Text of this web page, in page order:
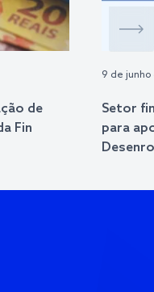
de
Fin
9 de
Setor
para